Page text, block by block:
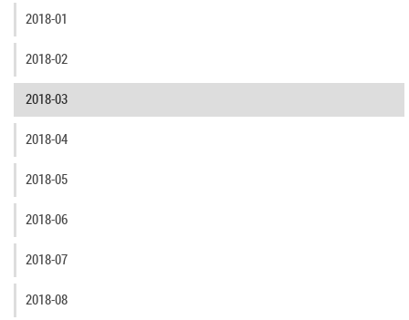
2018-01
2018-02
2018-03
2018-04
2018-05
2018-06
2018-07
2018-08